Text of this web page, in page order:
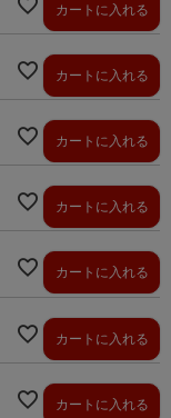
カートに入れる
カートに入れる
カートに入れる
カートに入れる
カートに入れる
カートに入れる
カートに入れる